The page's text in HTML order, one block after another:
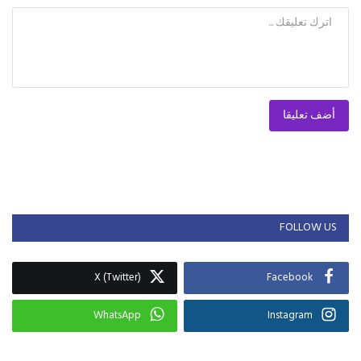
أضف تعليقا
FOLLOW US
Facebook
X (Twitter)
Instagram
WhatsApp